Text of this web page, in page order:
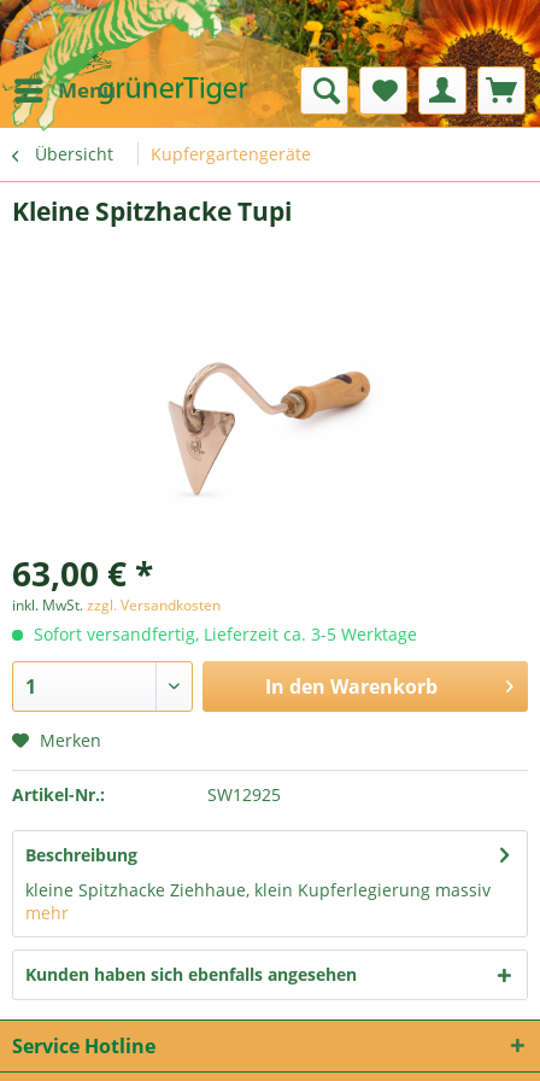
Menü
Übersicht Kupfergartengeräte
Kleine Spitzhacke Tupi
63,00 € *
inkl. MwSt.zzgl. Versandkosten
Sofort versandfertig, Lieferzeit ca. 3-5 Werktage
In den Warenkorb
Merken
Artikel-Nr.: SW12925
Beschreibung
kleine Spitzhacke Ziehhaue, klein Kupferlegierung massiv
mehr
Kunden haben sich ebenfalls angesehen
Service Hotline